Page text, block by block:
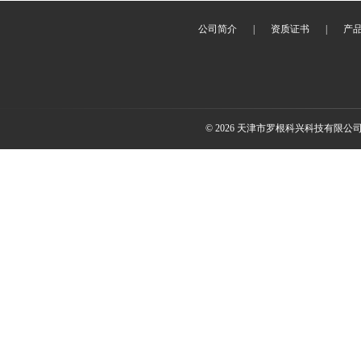
公司简介 资质证书 产
© 2026 天津市罗根科兴科技有限公